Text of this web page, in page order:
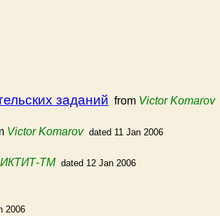
заданий from Victor Komarov
Victor Komarov dated 11 Jan 2006
ТМ dated 12 Jan 2006
2006